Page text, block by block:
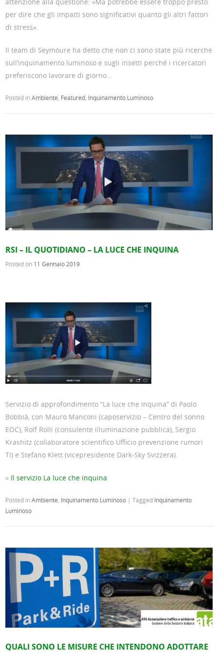
per dire che gli impatti sono significativi quanto gli altri fattori
di stress».
Il team di Seymoure ha detto che non ci sono state più ricerche
sull’inquinamento luminoso e sugli insetti perché i ricercatori
preferiscono lavorare di giorno…
Posted inAmbiente Featured Inquinamento Luminoso
RSI – IL QUOTIDIANO – LA LUCE CHE INQUINA
Posted on 11 Gennaio 2019
Servizio di approfondimento “La luce che inquina” di Paolo
Bobbià, con Mauro Manconi (caposervizio – Centro del sonno
EOC), Rolf Rolli (consulente illuminazione pubblica), Sergio
Krashitz (collaboratore scientifico Ufficio prevenzione rumori
TI) e Stefano Klett (vicepresidente Dark-Sky Svizzera).
» Il servizio La luce che inquina
Posted inAmbiente Inquinamento Luminoso |Tagged Inquinamento
Luminoso
QUALI SONO LE MISURE CHE INTENDONO ADOTTARE